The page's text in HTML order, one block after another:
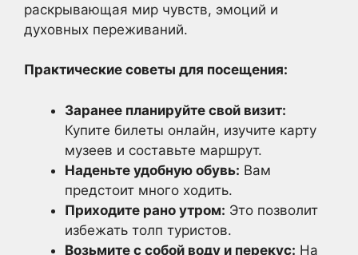
раскрывающая мир чувств, эмоций и
духовных переживаний.
Практические советы для посещения:
Заранее планируйте свой визит:
Купите билеты онлайн, изучите карту
музеев и составьте маршрут.
Наденьте удобную обувь: Вам
предстоит много ходить.
Приходите рано утром: Это позволит
избежать толп туристов.
Возьмите с собой воду и перекус: На